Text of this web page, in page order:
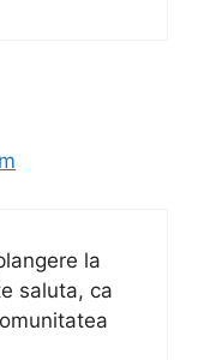
la
saluta, ca